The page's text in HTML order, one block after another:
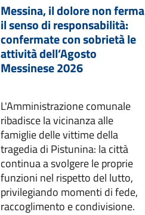
Messina, il dolore non ferma
il senso di responsabilità:
confermate con sobrietà le
attività dell’Agosto
Messinese 2026
L'Amministrazione comunale
ribadisce la vicinanza alle
famiglie delle vittime della
tragedia di Pistunina: la città
continua a svolgere le proprie
funzioni nel rispetto del lutto,
privilegiando momenti di fede,
raccoglimento e condivisione.